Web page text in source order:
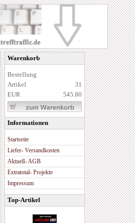
Warenkorb
Bestellung
Artikel
31
EUR
545.80
Informationen
Startseite
Liefer- Versandkosten
Aktuell- AGB
Extratotal- Projekte
Impressum
Top-Artikel